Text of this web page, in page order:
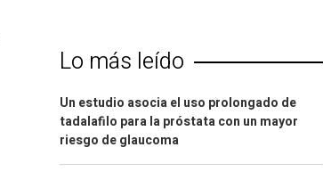
Lo más leído
Un estudio asocia el uso prolongado de
tadalafilo para la próstata con un mayor
riesgo de glaucoma